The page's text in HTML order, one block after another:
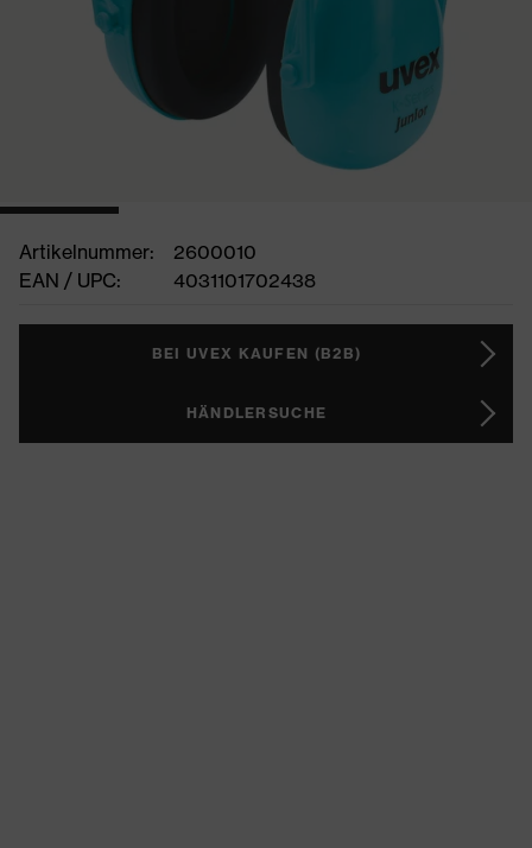
Artikelnummer:
2600010
EAN / UPC:
4031101702438
BEI UVEX KAUFEN (B2B)
HÄNDLERSUCHE